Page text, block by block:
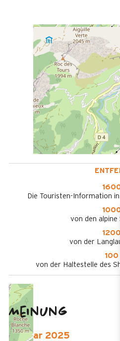
Die Touristen-Information
von den alpine
von der
100
von der Haltestelle des
Meinung
Februar 2025